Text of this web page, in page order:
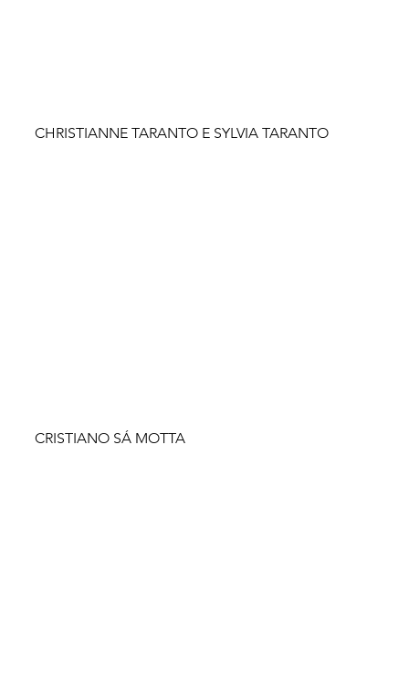
CHRISTIANNE TARANTO E SYLVIA TARANTO
CRISTIANO SÁ MOTTA